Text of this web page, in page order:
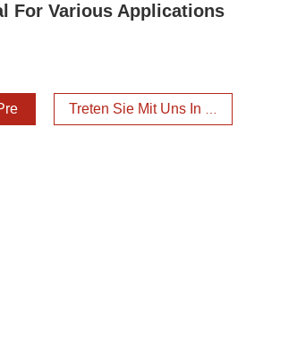
For Various Applications
Treten Sie Mit Uns In Verbindung